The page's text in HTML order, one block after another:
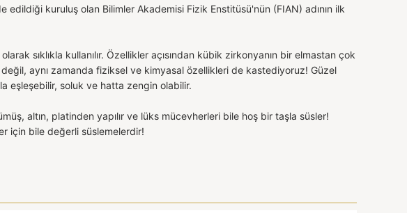
kuruluş olan Bilimler Akademisi Fizik Enstitüsü'nün (FIAN) adının ilk
sıklıkla kullanılır. Özellikler açısından kübik zirkonyanın bir elmastan çok
aynı zamanda fiziksel ve kimyasal özellikleri de kastediyoruz! Güzel
eşleşebilir, soluk ve hatta zengin olabilir.
altın, platinden yapılır ve lüks mücevherleri bile hoş bir taşla süsler!
için bile değerli süslemelerdir!